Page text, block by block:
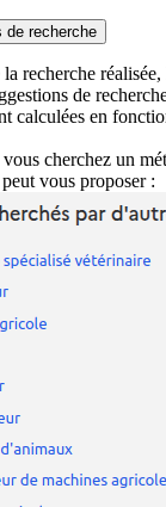
de recherche
recherche
de
calculées en
cherchez un
vous proposer :